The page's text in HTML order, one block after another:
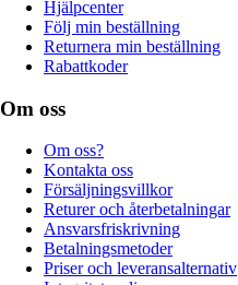
Hjälpcenter
Följ min beställning
Returnera min beställning
Rabattkoder
Om oss
Om oss?
Kontakta oss
Försäljningsvillkor
Returer och återbetalningar
Ansvarsfriskrivning
Betalningsmetoder
Priser och leveransalternativ